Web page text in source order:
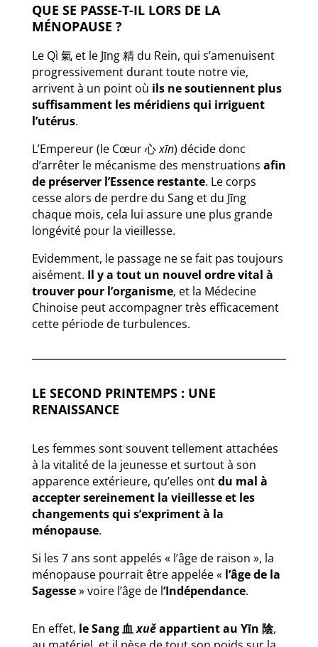
QUE SE PASSE-T-IL LORS DE LA
MÉNOPAUSE ?
Le Qì 氣 et le Jīng 精 du Rein, qui s’amenuisent
progressivement durant toute notre vie,
arrivent à un point où ils ne soutiennent plus
suffisamment les méridiens qui irriguent
l’utérus.
L’Empereur (le Cœur 心xīn) décide donc
d’arrêter le mécanisme des menstruations afin
de préserver l’Essence restante. Le corps
cesse alors de perdre du Sang et du Jīng
chaque mois, cela lui assure une plus grande
longévité pour la vieillesse.
Evidemment, le passage ne se fait pas toujours
aisément. Il y a tout un nouvel ordre vital à
trouver pour l’organisme, et la Médecine
Chinoise peut accompagner très efficacement
cette période de turbulences.
LE SECOND PRINTEMPS : UNE
RENAISSANCE
Les femmes sont souvent tellement attachées
à la vitalité de la jeunesse et surtout à son
apparence extérieure, qu’elles ontdu mal à
accepter sereinement la vieillesse et les
changements qui s’expriment à la
ménopause.
Si les 7 ans sont appelés « l’âge de raison », la
ménopause pourrait être appelée « l’âge de la
Sagesse» voire l’âge de l‘Indépendance.
En effet, le Sang 血xuěappartient au Yīn 陰,